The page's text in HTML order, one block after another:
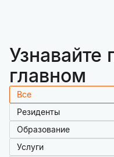
главном
Все
Резиденты
Образование
Услуги